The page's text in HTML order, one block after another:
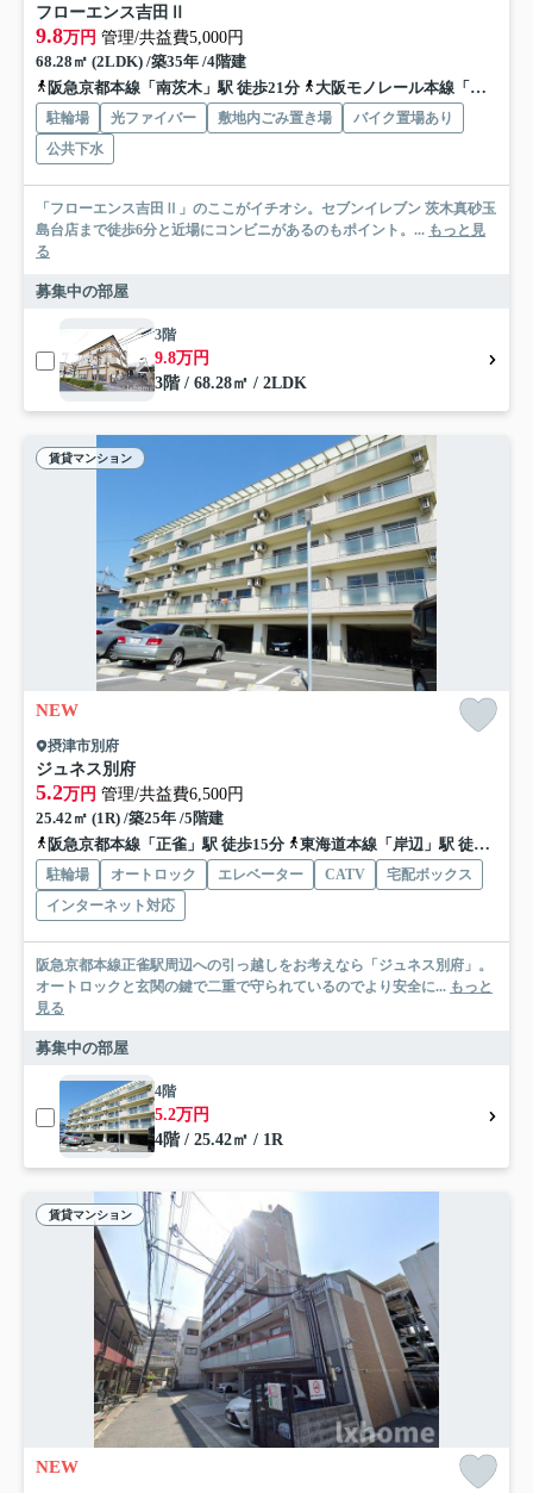
フローエンス吉田Ⅱ
9.8万円 管理/共益費5,000円
68.28㎡ (2LDK) /築35年 /4階建
阪急京都本線「南茨木」駅 徒歩21分
大阪モノレール本線「沢良宜」駅 徒歩23分
駐輪場 光ファイバー 敷地内ごみ置き場
バイク置場あり
公共下水
「フローエンス吉田Ⅱ」のここがイチオシ。セブンイレブン 茨木真砂玉
島台店まで徒歩6分と近場にコンビニがあるのもポイント。... もっと見
る
募集中の部屋
3階
9.8万円
3階 / 68.28㎡ / 2LDK
賃貸マンション
NEW
摂津市別府
ジュネス別府
5.2万円 管理/共益費6,500円
25.42㎡ (1R) /築25年 /5階建
阪急京都本線「正雀」駅 徒歩15分
東海道本線「岸辺」駅 徒歩21分
駐輪場 オートロック エレベーター CATV
宅配ボックス
インターネット対応
阪急京都本線正雀駅周辺への引っ越しをお考えなら「ジュネス別府」。
オートロックと玄関の鍵で二重で守られているのでより安全に... もっと
見る
募集中の部屋
4階
5.2万円
4階 / 25.42㎡ / 1R
賃貸マンション
NEW